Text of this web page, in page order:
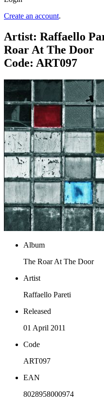
Create an account.
Artist: Raffaello
Roar At The Door
Code: ART097
Album
The Roar At The Door
Artist
Raffaello Pareti
Released
01 April 2011
Code
ART097
EAN
8028958000974